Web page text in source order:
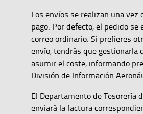
Los envíos se realizan una vez
pago. Por defecto, el pedido se
correo ordinario. Si prefieres
envío, tendrás que gestionarla
asumir el coste, informando
División de Información
El Departamento de Tesorería
enviará la factura